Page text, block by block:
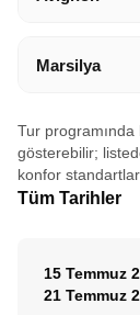
Marsilya
Tur
gösterebilir;
konfor
Tüm Tarihler
15 Temmuz
21 Temmuz